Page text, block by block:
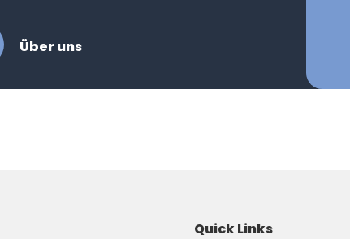
Über uns
Quick Links